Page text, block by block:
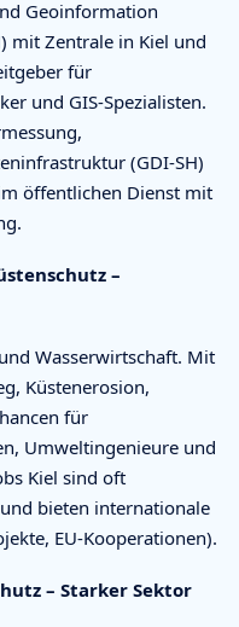
Geoinformation
mit Zentrale in Kiel und
für
und GIS-Spezialisten.
(GDI-SH)
öffentlichen Dienst mit
–
Wasserwirtschaft. Mit
Küstenerosion,
für
Umweltingenieure und
Kiel sind oft
bieten internationale
EU-Kooperationen).
– Starker Sektor